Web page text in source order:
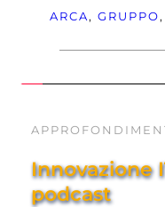
ARCA, GRUPPO,
Innovazione
podcast